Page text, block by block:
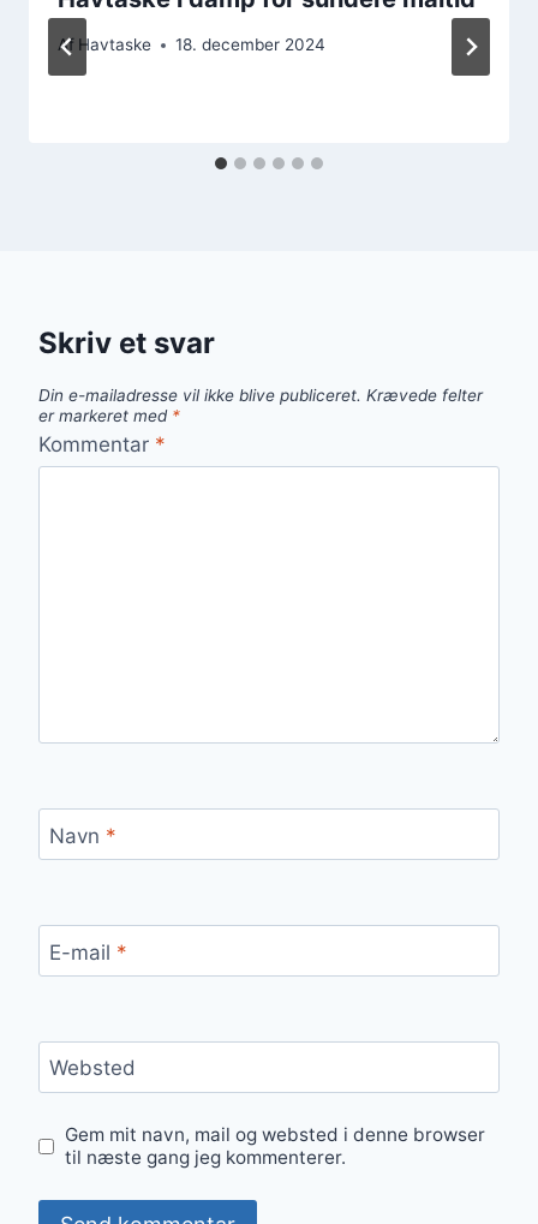
Af Havtaske 18. december 2024
Skriv et svar
Din e-mailadresse vil ikke blive publiceret. Krævede felter
er markeret med *
Kommentar *
Navn *
E-mail *
Websted
Gem mit navn, mail og websted i denne browser
til næste gang jeg kommenterer.